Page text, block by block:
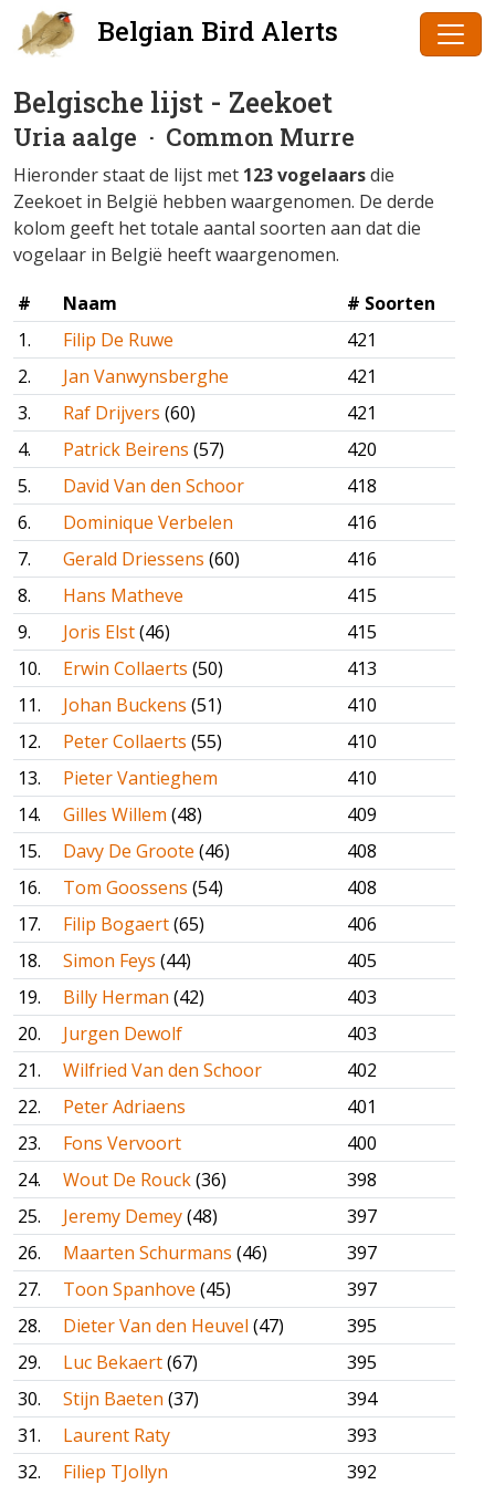
Belgian Bird Alerts
Belgische lijst - Zeekoet
Uria aalge · Common Murre
Hieronder staat de lijst met 123 vogelaarsdie
Zeekoet in België hebben waargenomen. De derde
kolom geeft het totale aantal soorten aan dat die
vogelaar in België heeft waargenomen.
#
Naam
# Soorten
1.
Filip De Ruwe
421
2.
Jan Vanwynsberghe
421
3.
Raf Drijvers (60)
421
4.
Patrick Beirens (57)
420
5.
David Van den Schoor
418
6.
Dominique Verbelen
416
7.
Gerald Driessens (60)
416
8.
Hans Matheve
415
9.
Joris Elst(46)
415
10.
Erwin Collaerts (50)
413
11.
Johan Buckens (51)
410
12.
Peter Collaerts (55)
410
13.
Pieter Vantieghem
410
14.
Gilles Willem (48)
409
15.
Davy De Groote (46)
408
16.
Tom Goossens (54)
408
17.
Filip Bogaert(65)
406
18.
Simon Feys (44)
405
19.
Billy Herman (42)
403
20.
Jurgen Dewolf
403
21.
Wilfried Van den Schoor
402
22.
Peter Adriaens
401
23.
Fons Vervoort
400
24.
Wout De Rouck(36)
398
25.
Jeremy Demey(48)
397
26.
Maarten Schurmans (46)
397
27.
Toon Spanhove (45)
397
28.
Dieter Van den Heuvel (47)
395
29.
Luc Bekaert(67)
395
30.
Stijn Baeten (37)
394
31.
Laurent Raty
393
32.
Filiep TJollyn
392